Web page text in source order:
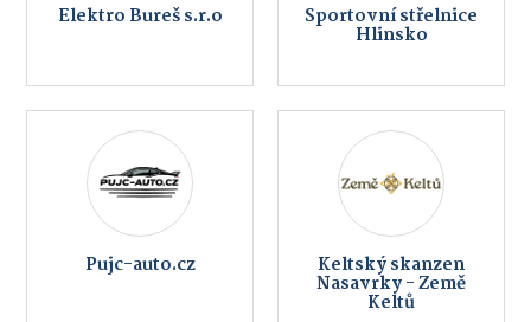
Elektro Bureš s.r.o Sportovní střelnice
Hlinsko
Pujc-auto.cz Keltský skanzen
Nasavrky - Země
Keltů